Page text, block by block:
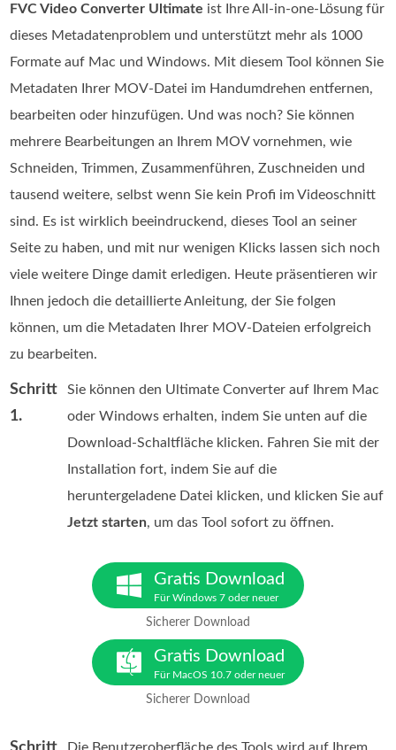
FVC Video Converter Ultimate ist Ihre All-in-one-Lösung für
dieses Metadatenproblem und unterstützt mehr als 1000
Formate auf Mac und Windows. Mit diesem Tool können Sie
Metadaten Ihrer MOV-Datei im Handumdrehen entfernen,
bearbeiten oder hinzufügen. Und was noch? Sie können
mehrere Bearbeitungen an Ihrem MOV vornehmen, wie
Schneiden, Trimmen, Zusammenführen, Zuschneiden und
tausend weitere, selbst wenn Sie kein Profi im Videoschnitt
sind. Es ist wirklich beeindruckend, dieses Tool an seiner
Seite zu haben, und mit nur wenigen Klicks lassen sich noch
viele weitere Dinge damit erledigen. Heute präsentieren wir
Ihnen jedoch die detaillierte Anleitung, der Sie folgen
können, um die Metadaten Ihrer MOV-Dateien erfolgreich
zu bearbeiten.
Schritt
1.
Sie können den Ultimate Converter auf Ihrem Mac
oder Windows erhalten, indem Sie unten auf die
Download-Schaltfläche klicken. Fahren Sie mit der
Installation fort, indem Sie auf die
heruntergeladene Datei klicken, und klicken Sie auf
Jetzt starten, um das Tool sofort zu öffnen.
Gratis Download
Für Windows 7 oder neuer
Sicherer Download
Gratis Download
Für MacOS 10.7 oder neuer
Sicherer Download
Die Benutzeroberfläche des Tools wird auf Ihrem